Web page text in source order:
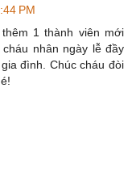
PM
1 thành viên mới
nhân ngày lễ đầy
đình. Chúc cháu đòi